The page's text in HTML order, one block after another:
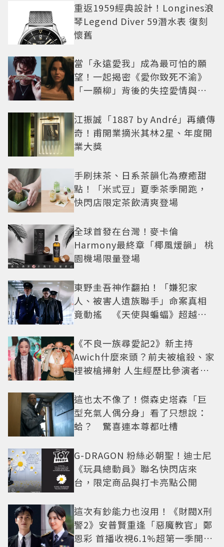
重返1959經典設計！Longines浪
琴Legend Diver 59潛水表 復刻
懷舊
當「永遠愛我」成為最可怕的願
望！一起揭密《愛你致死不渝》
「一願柳」背後的失控愛情與爆
江振誠「1887 by André」再續傳
奇！甫開業摘米其林2星、年度開
業大獎
手刷抹茶、日系茶韻化為療癒甜
點！「米弎豆」夏季茶季開跑，
快閃店限定茶飲清爽登場
全球首發在台灣！麥卡倫
Harmony最終章「椰風煖韻」 桃
園機場限量登場
東野圭吾神作翻拍！「嫌犯家
人、被害人遺族聯手」命案真相
竟動搖 《天使與蝙蝠》超越懸
《不良一族尋愛記2》新主持
Awich什麼來頭？前夫被槍殺、家
裡被槍掃射 人生經歷比參演者還
這也太不像了！傑森史塔森「巨
型充氣人偶分身」看了只想說：
蛤？ 驚喜連本尊都吐槽
G-DRAGON 粉絲必朝聖！迪士尼
《玩具總動員》聯名快閃店來
台，限定商品與打卡亮點公開
這次有鈔能力也沒用！《財閥X刑
警2》安普賢重逢「惡魔教官」鄭
恩彩 首播收視6.1%超第一季開紅